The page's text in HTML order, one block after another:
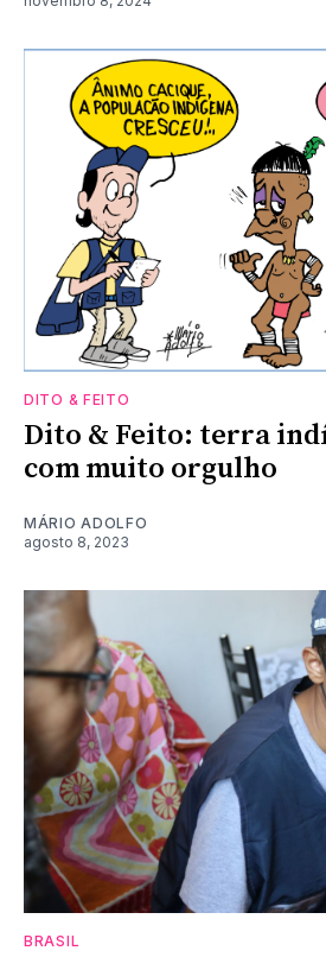
DITO & FEITO
Dito & Feito: terra
com muito orgulho
MÁRIO ADOLFO
agosto 8, 2023
BRASIL